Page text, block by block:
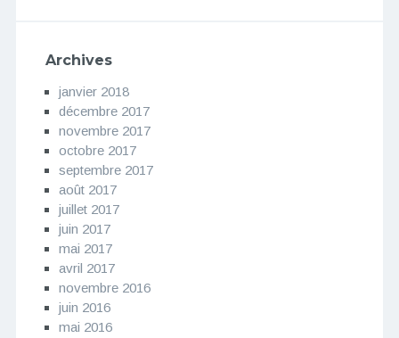
Archives
janvier 2018
décembre 2017
novembre 2017
octobre 2017
septembre 2017
août 2017
juillet 2017
juin 2017
mai 2017
avril 2017
novembre 2016
juin 2016
mai 2016